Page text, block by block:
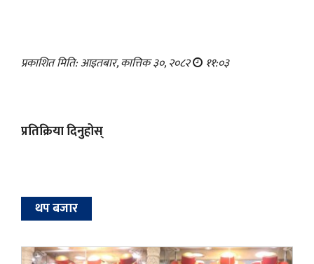
प्रकाशित मिति: आइतबार, कात्तिक ३०, २०८२ ११:०३
प्रतिक्रिया दिनुहोस्
थप बजार